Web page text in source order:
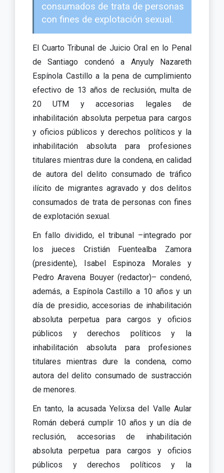
consumados de trata de personas
con fines de explotación sexual.
El Cuarto Tribunal de Juicio Oral en lo Penal
de Santiago condenó a Anyuly Nazareth
Espínola Castillo a la pena de cumplimiento
efectivo de 13 años de reclusión, multa de
20 UTM y accesorias legales de
inhabilitación absoluta perpetua para cargos
y oficios públicos y derechos políticos y la
inhabilitación absoluta para profesiones
titulares mientras dure la condena, en calidad
de autora del delito consumado de tráfico
ilícito de migrantes agravado y dos delitos
consumados de trata de personas con fines
de explotación sexual.
En fallo dividido, el tribunal –integrado por
los jueces Cristián Fuentealba Zamora
(presidente), Isabel Espinoza Morales y
Pedro Aravena Bouyer (redactor)– condenó,
además, a Espínola Castillo a 10 años y un
día de presidio, accesorias de inhabilitación
absoluta perpetua para cargos y oficios
públicos y derechos políticos y la
inhabilitación absoluta para profesiones
titulares mientras dure la condena, como
autora del delito consumado de sustracción
de menores.
En tanto, la acusada Yelixsa del Valle Aular
Román deberá cumplir 10 años y un día de
reclusión, accesorias de inhabilitación
absoluta perpetua para cargos y oficios
públicos y derechos políticos y la